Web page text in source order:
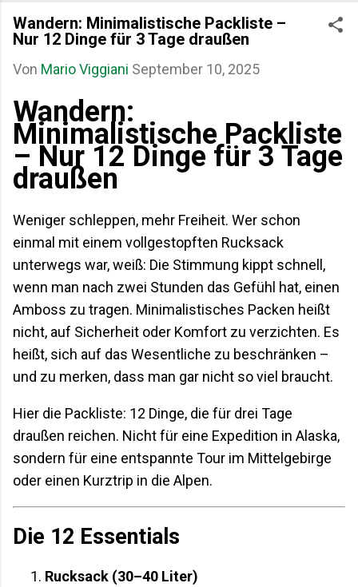
Wandern: Minimalistische Packliste –
Nur 12 Dinge für 3 Tage draußen
Von Mario Viggiani September 10, 2025
Wandern:
Minimalistische Packliste
– Nur 12 Dinge für 3 Tage
draußen
Weniger schleppen, mehr Freiheit. Wer schon
einmal mit einem vollgestopften Rucksack
unterwegs war, weiß: Die Stimmung kippt schnell,
wenn man nach zwei Stunden das Gefühl hat, einen
Amboss zu tragen. Minimalistisches Packen heißt
nicht, auf Sicherheit oder Komfort zu verzichten. Es
heißt, sich auf das Wesentliche zu beschränken –
und zu merken, dass man gar nicht so viel braucht.
Hier die Packliste: 12 Dinge, die für drei Tage
draußen reichen. Nicht für eine Expedition in Alaska,
sondern für eine entspannte Tour im Mittelgebirge
oder einen Kurztrip in die Alpen.
Die 12 Essentials
Rucksack (30–40 Liter)